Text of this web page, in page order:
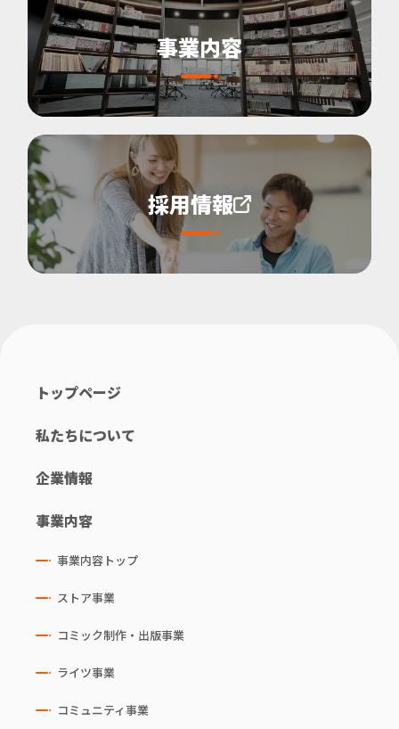
事業内容
採用情報
トップページ
私たちについて
企業情報
事業内容
事業内容トップ
ストア事業
コミック制作・出版事業
ライツ事業
コミュニティ事業